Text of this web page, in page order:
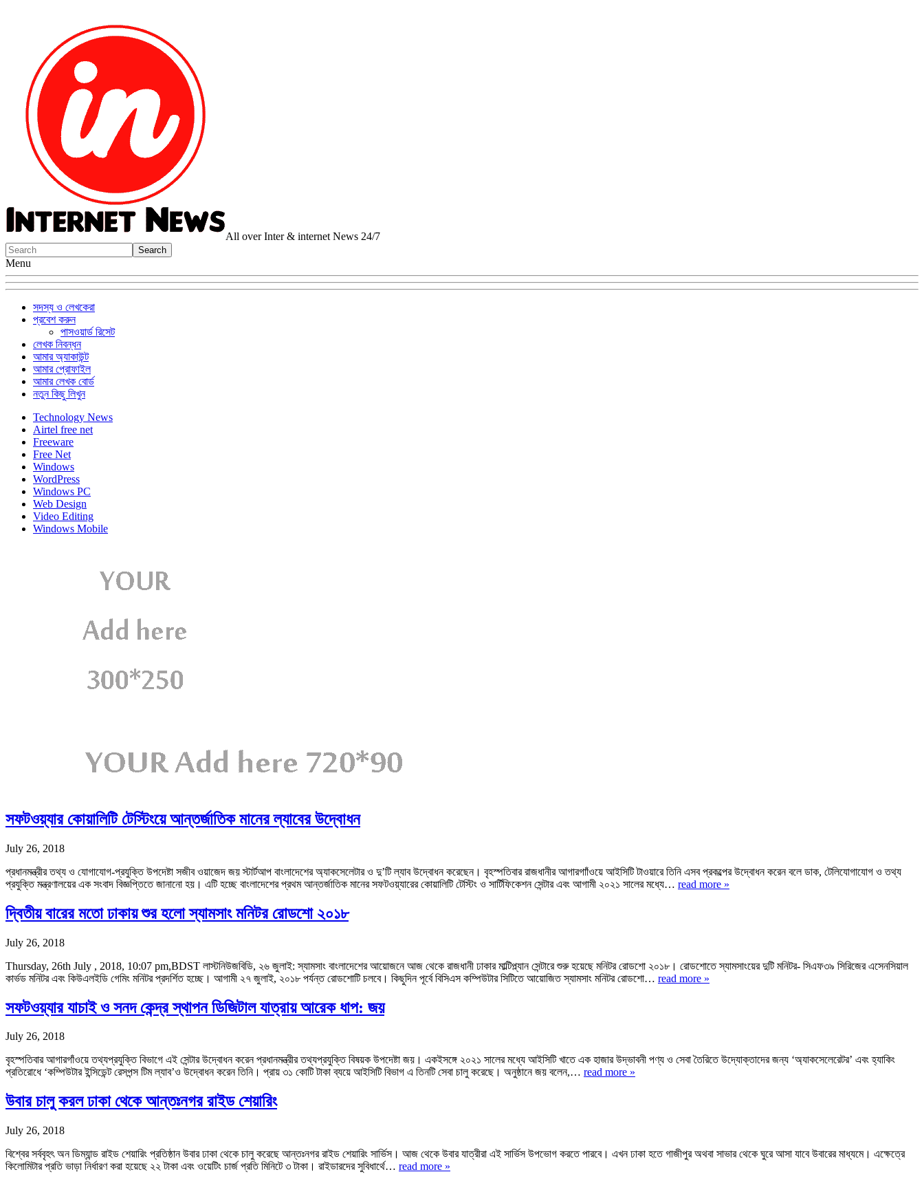
All over Inter & internet News 24/7
Menu
সদস্য ও লেখকেরা
প্রবেশ করুন
পাসওয়ার্ড রিসেট
লেখক নিবন্ধন
আমার অ্যাকাউন্ট
আমার প্রোফাইল
আমার লেখক বোর্ড
নতুন কিছু লিখুন
Technology News
Airtel free net
Freeware
Free Net
Windows
WordPress
Windows PC
Web Design
Video Editing
Windows Mobile
সফটওয়্যার কোয়ালিটি টেস্টিংয়ে আন্তর্জাতিক মানের ল্যাবের উদ্বোধন
July 26, 2018
প্রধানমন্ত্রীর তথ্য ও যোগাযোগ-প্রযুক্তি উপদেষ্টা সজীব ওয়াজেদ জয় স্টার্টআপ বাংলাদেশের অ্যাকসেলেটার ও দু’টি ল্যাব উদ্বোধন করেছেন। বৃহস্পতিবার রাজধানীর আগারগাাঁওয়ে আইসিটি টাওয়ারে তিনি এসব প্রকল্পের উদ্বোধন করেন বলে ডাক, টেলিযোগাযোগ ও তথ্য
প্রযুক্তি মন্ত্রণালয়ের এক সংবাদ বিজ্ঞপ্তিতে জানানো হয়। এটি হচ্ছে বাংলাদেশের প্রথম আন্তর্জাতিক মানের সফটওয়্যারের কোয়ালিটি টেস্টিং ও সার্টিফিকেশন সেন্টার এবং আগামী ২০২১ সালের মধ্যে… read more »
দ্বিতীয় বারের মতো ঢাকায় শুর হলো স্যামসাং মনিটর রোডশো ২০১৮
July 26, 2018
Thursday, 26th July , 2018, 10:07 pm,BDST লাস্টনিউজবিডি, ২৬ জুলাই: স্যামসাং বাংলাদেশের আয়োজনে আজ থেকে রাজধানী ঢাকার মাল্টিপ্ল্যান সেন্টারে শুরু হয়েছে মনিটর রোডশো ২০১৮। রোডশোতে স্যামসাংয়ের দুটি মনিটর- সিএফ৩৯ সিরিজের এসেনসিয়াল
কার্ভড মনিটর এবং কিউএলইডি গেমিং মনিটর প্রদর্শিত হচ্ছে। আগামী ২৭ জুলাই, ২০১৮ পর্যন্ত রোডশোটি চলবে। কিছুদিন পূর্বে বিসিএস কম্পিউটার সিটিতে আয়োজিত স্যামসাং মনিটর রোডশো… read more »
সফটওয়্যার যাচাই ও সনদ কেন্দ্র স্থাপন ডিজিটাল যাত্রায় আরেক ধাপ: জয়
July 26, 2018
বৃহস্পতিবার আগারগাঁওয়ে তথ্যপ্রযুক্তি বিভাগে এই সেন্টার উদ্বোধন করেন প্রধানমন্ত্রীর তথ্যপ্রযুক্তি বিষয়ক উপদেষ্টা জয়। একইসঙ্গে ২০২১ সালের মধ্যে আইসিটি খাতে এক হাজার উদ্ভাবনী পণ্য ও সেবা তৈরিতে উদ্যোক্তাদের জন্য ‘অ্যাকসেলেরেটর’ এবং হ্যাকিং
প্রতিরোধে ‘কম্পিউটার ইন্সিডেন্ট রেসপন্স টিম ল্যাব’ও উদ্বোধন করেন তিনি। প্রায় ৩১ কোটি টাকা ব্যয়ে আইসিটি বিভাগ এ তিনটি সেবা চালু করেছে। অনুষ্ঠানে জয় বলেন,… read more »
উবার চালু করল ঢাকা থেকে আন্তঃনগর রাইড শেয়ারিং
July 26, 2018
বিশ্বের সর্ববৃহৎ অন ডিম্যান্ড রাইড শেয়ারিং প্রতিষ্ঠান উবার ঢাকা থেকে চালু করেছে আন্তঃনগর রাইড শেয়ারিং সার্ভিস। আজ থেকে উবার যাত্রীরা এই সার্ভিস উপভোগ করতে পারবে। এখন ঢাকা হতে গাজীপুর অথবা সাভার থেকে ঘুরে আসা যাবে উবারের মাধ্যমে। এক্ষেত্রে
কিলোমিটার প্রতি ভাড়া নির্ধারণ করা হয়েছে ২২ টাকা এবং ওয়েটিং চার্জ প্রতি মিনিটে ৩ টাকা। রাইডারদের সুবিধার্থে… read more »